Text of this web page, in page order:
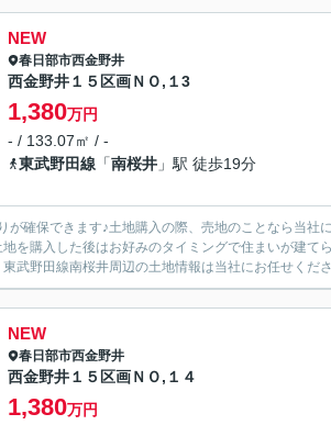
NEW
春日部市西金野井
西金野井１５区画ＮＯ,１3
1,380万円
- / 133.07㎡ / -
東武野田線 「南桜井 」駅 徒歩19分
が確保できます♪土地購入の際、売地のことなら当社
を購入した後はお好みのタイミングで住まいが建
武野田線南桜井周辺の土地情報は当社にお任せくだ
NEW
春日部市西金野井
西金野井１５区画ＮＯ,１４
1,380万円